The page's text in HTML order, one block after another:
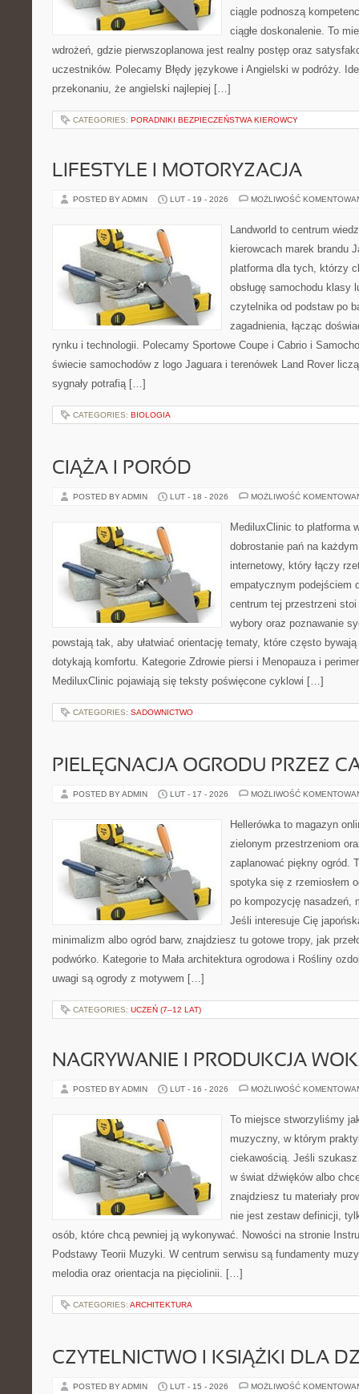
ciągle podnoszą
ciągłe doskonalenie. To
wdrożeń, gdzie pierwszoplanowa jest realny postęp oraz
uczestników. Polecamy Błędy językowe i Angielski w podróży.
przekonaniu, że angielski najlepiej […]
CATEGORIES: PORADNIKI BEZPIECZEŃSTWA KIEROWCY
LIFESTYLE I MOTORYZACJA
POSTED BY ADMIN LUT - 19 - 2026 MOŻLIWOŚĆ
Landworld to centrum
kierowcach marek brandu
platforma dla tych, którzy
obsługę samochodu klasy
czytelnika od podstaw po
zagadnienia, łącząc
rynku i technologii. Polecamy Sportowe Coupe i Cabrio i
świecie samochodów z logo Jaguara i terenówek Land Rover
sygnały potrafią […]
CATEGORIES: BIOLOGIA
CIĄŻA I PORÓD
POSTED BY ADMIN LUT - 18 - 2026 MOŻLIWOŚĆ
MediluxClinic to platforma
dobrostanie pań na
internetowy, który łączy
empatycznym podejściem
centrum tej przestrzeni
wybory oraz poznawanie
powstają tak, aby ułatwiać orientację tematy, które często
dotykają komfortu. Kategorie Zdrowie piersi i Menopauza i
MediluxClinic pojawiają się teksty poświęcone cyklowi […]
CATEGORIES: SADOWNICTWO
PIELĘGNACJA OGRODU PRZEZ
POSTED BY ADMIN LUT - 17 - 2026 MOŻLIWOŚĆ
Hellerówka to magazyn
zielonym przestrzeniom
zaplanować piękny ogród.
spotyka się z rzemiosłem
po kompozycję nasadzeń,
Jeśli interesuje Cię
minimalizm albo ogród barw, znajdziesz tu gotowe tropy, jak
podwórko. Kategorie to Mała architektura ogrodowa i Rośliny
uwagi są ogrody z motywem […]
CATEGORIES: UCZEŃ (7–12 LAT)
NAGRYWANIE I PRODUKCJA
POSTED BY ADMIN LUT - 16 - 2026 MOŻLIWOŚĆ
To miejsce stworzyliśmy
muzyczny, w którym
ciekawością. Jeśli
w świat dźwięków albo
znajdziesz tu materiały
nie jest zestaw definicji,
osób, które chcą pewniej ją wykonywać. Nowości na stronie
Podstawy Teorii Muzyki. W centrum serwisu są fundamenty
melodia oraz orientacja na pięciolinii. […]
CATEGORIES: ARCHITEKTURA
CZYTELNICTWO I KSIĄŻKI DLA
POSTED BY ADMIN LUT - 15 - 2026 MOŻLIWOŚĆ